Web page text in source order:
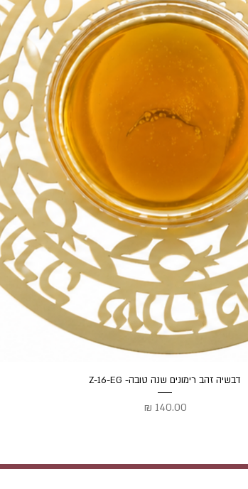
תצוגה מהירה
דבשיה זהב רימונים שנה טובה- Z-16-EG
מחיר